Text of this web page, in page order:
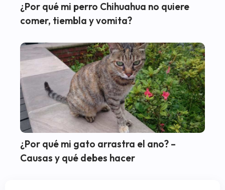
¿Por qué mi perro Chihuahua no quiere
comer, tiembla y vomita?
¿Por qué mi gato arrastra el ano? –
Causas y qué debes hacer